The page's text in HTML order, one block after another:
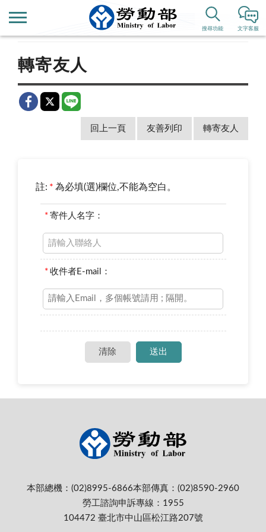
文字客服
搜尋功能
新聞公告 歷史新聞
轉寄友人
回上一頁 友善列印 轉寄友人
註: * 為必填(選)欄位,不能為空白。
* 寄件人名字：
* 收件者E-mail：
本部總機：(02)8995-6866本部傳真：(02)8590-2960
勞工諮詢申訴專線：1955
104472 臺北市中山區松江路207號